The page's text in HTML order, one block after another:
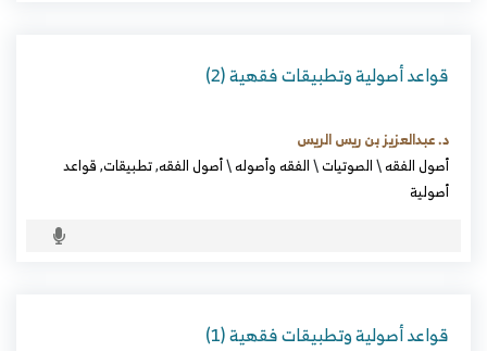
قواعد أصولية وتطبيقات فقهية (2)
د. عبدالعزيز بن ريس الريس
أصول الفقه\الصوتيات\الفقه وأصوله\أصول الفقه,تطبيقات,قواعد
أصولية
قواعد أصولية وتطبيقات فقهية (1)